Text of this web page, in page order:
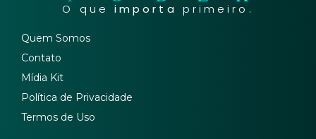
O que importa primeiro.
Quem Somos
Contato
Mídia Kit
Política de Privacidade
Termos de Uso